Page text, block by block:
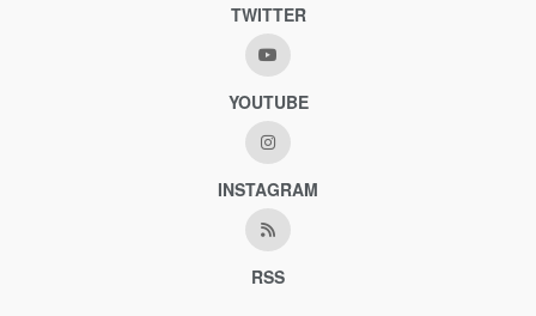
TWITTER
YOUTUBE
INSTAGRAM
RSS